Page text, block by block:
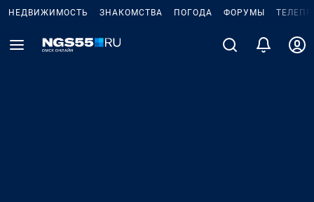
НЕДВИЖИМОСТЬ ЗНАКОМСТВА ПОГОДА ФОРУМЫ